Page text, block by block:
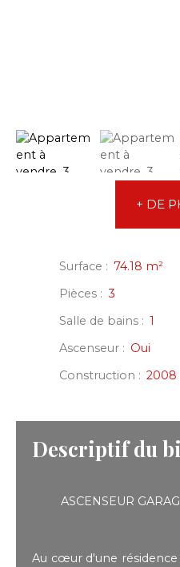
+ DE
Surface : 74.18 m²
Pièces : 3
Salle de bains : 1
Ascenseur : Oui
Construction : 2008
Descriptif du
ASCENSEUR
Au cœur d'une